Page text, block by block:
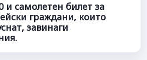
и самолетен билет за
граждани, които
завинаги